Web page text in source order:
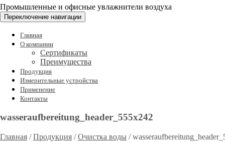
Промышленные и офисные увлажнители воздуха
Переключение навигации
Главная
О компании
Сертификаты
Преимущества
Продукция
Измерительные устройства
Применение
Контакты
wasseraufbereitung_header_555x242
Главная / Продукция / Очистка воды /